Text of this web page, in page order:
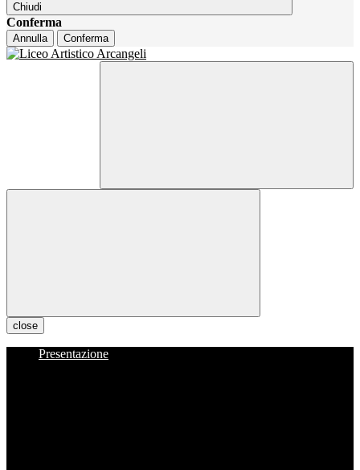
Chiudi
Conferma
Annulla Conferma
close
Presentazione